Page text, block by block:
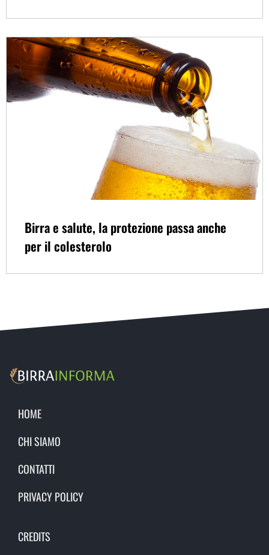
Birra e salute, la protezione passa anche
per il colesterolo
HOME
CHI SIAMO
CONTATTI
PRIVACY POLICY
CREDITS